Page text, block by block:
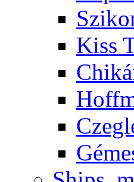
Kiss